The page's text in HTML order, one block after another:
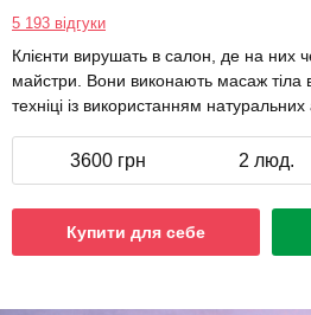
5 193 відгуки
Клієнти вирушать в салон, де на них
майстри. Вони виконають масаж тіла
техніці із використанням натуральних
3600 грн 2 люд.
Купити для себе